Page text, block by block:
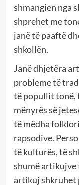
shmangien nga
shprehet me
janë të paaftë
shkollën.
Janë dhjetëra
probleme të
të popullit tonë,
mënyrës së
të mëdha
rapsodive.
të kulturës, të
shumë artikujve
artikuj shkruhet